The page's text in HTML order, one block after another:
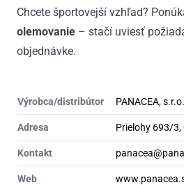
Chcete športovejší vzhľad?
olemovanie – stačí uviesť
objednávke.
Výrobca/distribútor PANACEA, s.r.o.
Adresa Prielohy 693/3,
Kontakt
Web